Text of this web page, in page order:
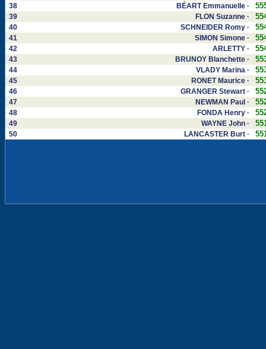
38 BÉART Emmanuelle ·
39 FLON Suzanne ·
40 SCHNEIDER Romy ·
41 SIMON Simone ·
42 ARLETTY ·
43 BRUNOY Blanchette ·
44 VLADY Marina ·
45 RONET Maurice ·
46 GRANGER Stewart ·
47 NEWMAN Paul ·
48 FONDA Henry ·
49 WAYNE John ·
50 LANCASTER Burt ·